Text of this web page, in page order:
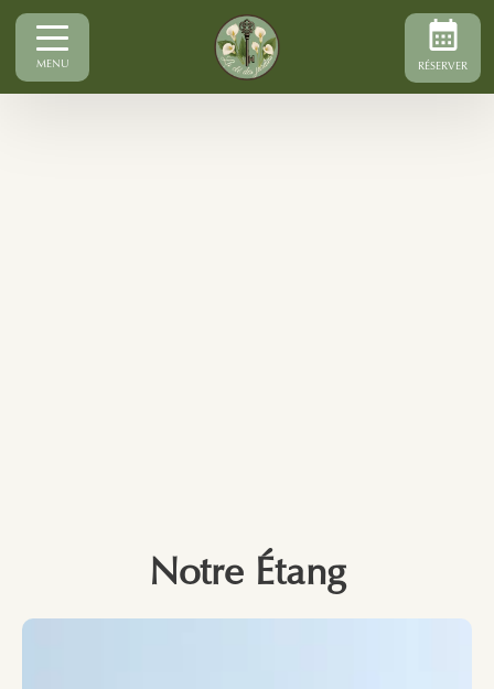
RÉSERVER
MENU
Notre Étang